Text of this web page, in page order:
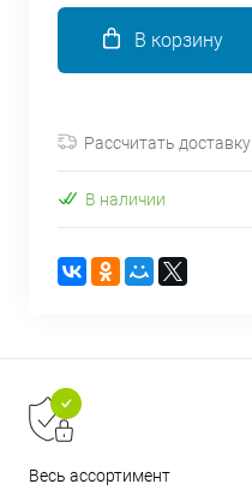
В корзину
Рассчитать доставку
В наличии
Весь ассортимент